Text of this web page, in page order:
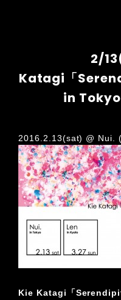
2/
Katagi「
in
2016.2.13(sat) @ Nui.
Kie Katagi「